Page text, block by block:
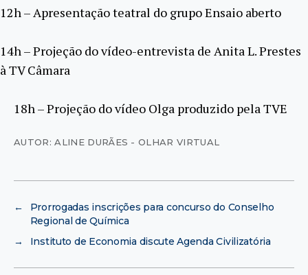
12h – Apresentação teatral do grupo Ensaio aberto
14h – Projeção do vídeo-entrevista de Anita L. Prestes
à TV Câmara
18h – Projeção do vídeo Olga produzido pela TVE
AUTOR: ALINE DURÃES - OLHAR VIRTUAL
←
Prorrogadas inscrições para concurso do Conselho
Regional de Química
→
Instituto de Economia discute Agenda Civilizatória